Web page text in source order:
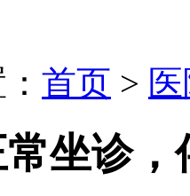
首页 >
坐诊